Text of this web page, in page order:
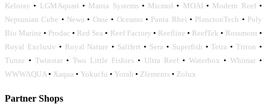
Keloray • LGMAquari • Manta Systems• Micmol • MOAI • Modern Reef•
Neptunian Cube • Newa • Oase • Oceamo • Panta Rhei • PlanctonTech • Poly
Bio Marine • Prodac • Red Sea • Reef Factory • Reefline • ReefTek • Rossmont •
Royal Exclusiv • Royal Nature • Salifert • Sera • Superfish •Tetra •Triton •
Tunze • Twinstar • Two Little Fishies • Ultra Reef • Waterbox • Whimar •
WWWAQUA • Xaqua • Yokuchi • Yorah • Zlements • Zolux
Partner Shops